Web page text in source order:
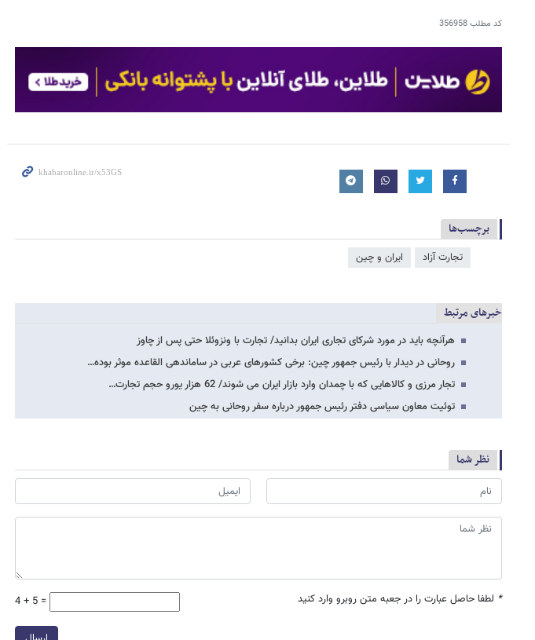
کد مطلب356958
برچسب‌ها
تجارت آزاد ایران و چین
خبرهای مرتبط
هرآنچه باید در مورد شرکای تجاری ایران بدانید/ تجارت با ونزوئلا حتی پس از چاوز
روحانی در دیدار با رئیس جمهور چین: برخی کشورهای عربی در ساماندهی القاعده موثر بوده…
تجار مرزی و کالاهایی که با چمدان وارد بازار ایران می شوند/ 62 هزار یورو حجم تجارت…
توئیت معاون سیاسی دفتر رئیس جمهور درباره سفر روحانی به چین
نظر شما
* لطفا حاصل عبارت را در جعبه متن روبرو وارد کنید 4 + 5 =